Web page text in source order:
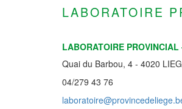
LABORATOIRE
LABORATOIRE PROVINCIAL
Quai du Barbou, 4 - 4020
04/279 43 76